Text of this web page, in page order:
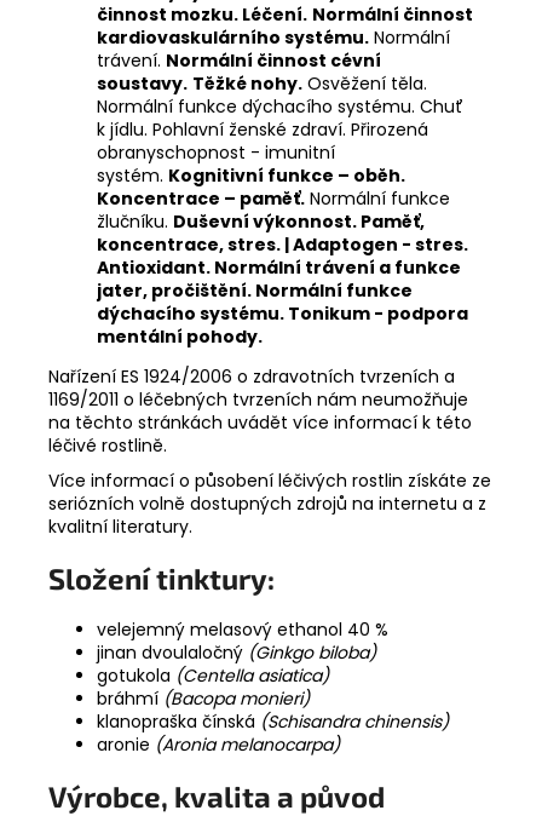
činnost mozku. Léčení. Normální činnost
kardiovaskulárního systému. Normální
trávení. Normální činnost cévní
soustavy. Těžké nohy. Osvěžení těla.
Normální funkce dýchacího systému. Chuť
k jídlu. Pohlavní ženské zdraví. Přirozená
obranyschopnost - imunitní
systém. Kognitivní funkce – oběh.
Koncentrace – paměť. Normální funkce
žlučníku. Duševní výkonnost. Paměť,
koncentrace, stres. | Adaptogen - stres.
Antioxidant. Normální trávení a funkce
jater, pročištění. Normální funkce
dýchacího systému. Tonikum - podpora
mentální pohody.
Nařízení ES 1924/2006 o zdravotních tvrzeních a
1169/2011 o léčebných tvrzeních nám neumožňuje
na těchto stránkách uvádět více informací k této
léčivé rostlině.
Více informací o působení léčivých rostlin získáte ze
seriózních volně dostupných zdrojů na internetu a z
kvalitní literatury.
Složení tinktury:
velejemný melasový ethanol 40 %
jinan dvoulaločný (Ginkgo biloba)
gotukola (Centella asiatica)
bráhmí (Bacopa monieri)
klanopraška čínská (Schisandra chinensis)
aronie (Aronia melanocarpa)
Výrobce, kvalita a původ